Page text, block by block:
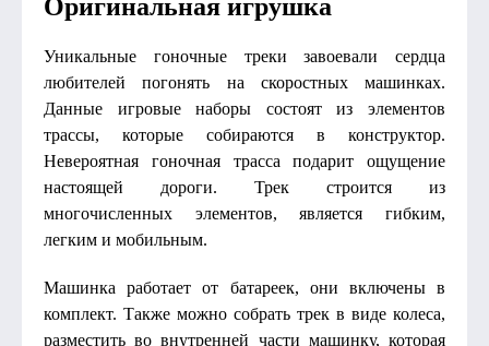
Оригинальная игрушка
Уникальные гоночные треки завоевали сердца
любителей погонять на скоростных машинках.
Данные игровые наборы состоят из элементов
трассы, которые собираются в конструктор.
Невероятная гоночная трасса подарит ощущение
настоящей дороги. Трек строится из
многочисленных элементов, является гибким,
легким и мобильным.
Машинка работает от батареек, они включены в
комплект. Также можно собрать трек в виде колеса,
разместить во внутренней части машинку, которая